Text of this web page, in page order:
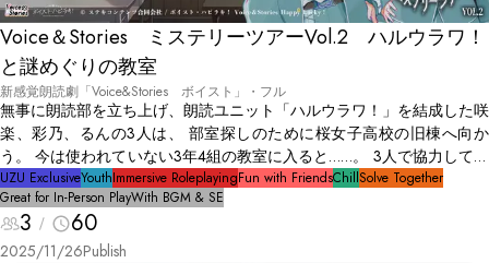
Voice＆Stories ミステリーツアーVol.2 ハルウラワ！
と謎めぐりの教室
新感覚朗読劇「Voice&Stories ボイスト」・フル
無事に朗読部を立ち上げ、朗読ユニット「ハルウラワ！」を結成した咲
楽、彩乃、るんの3人は、 部室探しのために桜女子高校の旧棟へ向か
う。 今は使われていない3年4組の教室に入ると……。 3人で協力して謎
を解き、閉ざされた教室から脱出しよう。
UZU ExclusiveYouthImmersive RoleplayingFun with FriendsChillSolve Together
Great for In-Person PlayWith BGM & SE
3 60
2025/11/26Publish